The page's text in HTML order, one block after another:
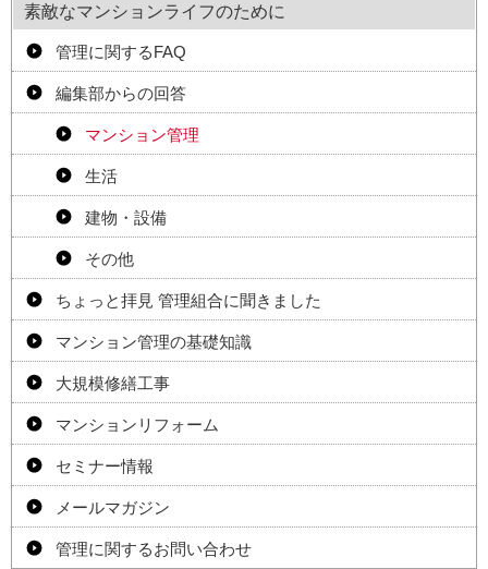
素敵なマンションライフのために
管理に関するFAQ
編集部からの回答
マンション管理
生活
建物・設備
その他
ちょっと拝見 管理組合に聞きました
マンション管理の基礎知識
大規模修繕工事
マンションリフォーム
セミナー情報
メールマガジン
管理に関するお問い合わせ